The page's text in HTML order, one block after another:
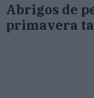
Abrigos de
primavera